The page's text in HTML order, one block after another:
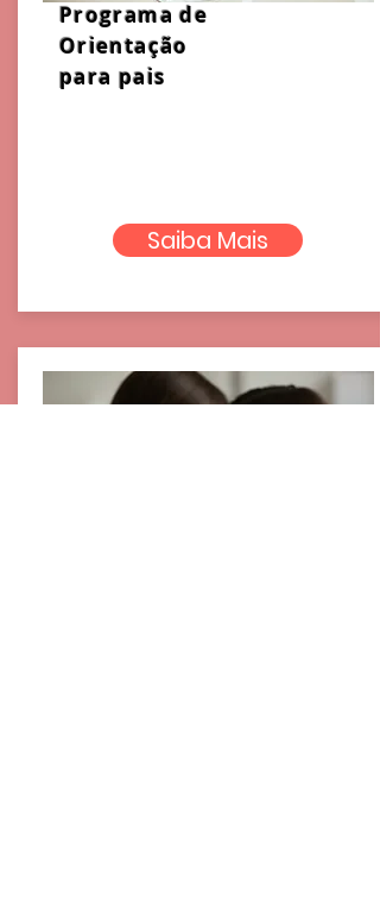
Programa de
Orientação
para pais
Saiba Mais